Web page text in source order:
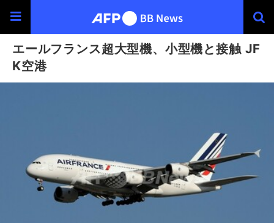
エールフランス超大型機、小型機と接触 JF
K空港